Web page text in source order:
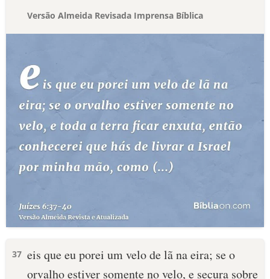
Versão Almeida Revisada Imprensa Bíblica
37 eis que eu porei um velo de lã na eira; se o
orvalho estiver somente no velo, e secura sobre